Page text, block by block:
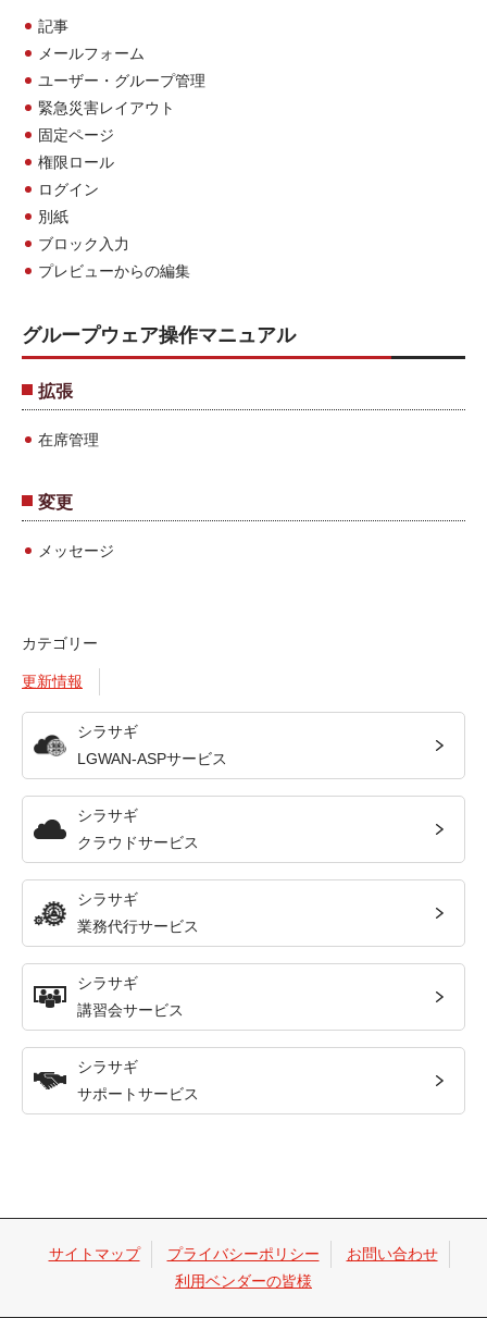
記事
メールフォーム
ユーザー・グループ管理
緊急災害レイアウト
固定ページ
権限ロール
ログイン
別紙
ブロック入力
プレビューからの編集
グループウェア操作マニュアル
拡張
在席管理
変更
メッセージ
カテゴリー
更新情報
シラサギ
LGWAN-ASPサービス
シラサギ
クラウドサービス
シラサギ
業務代行サービス
シラサギ
講習会サービス
シラサギ
サポートサービス
サイトマップ プライバシーポリシー
お問い合わせ
利用ベンダーの皆様